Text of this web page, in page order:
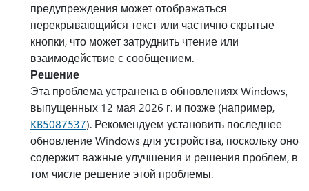
предупреждения может отображаться
перекрывающийся текст или частично скрытые
кнопки, что может затруднить чтение или
взаимодействие с сообщением.
Решение
Эта проблема устранена в обновлениях Windows,
выпущенных 12 мая 2026 г. и позже (например,
KB5087537). Рекомендуем установить последнее
обновление Windows для устройства, поскольку оно
содержит важные улучшения и решения проблем, в
том числе решение этой проблемы.